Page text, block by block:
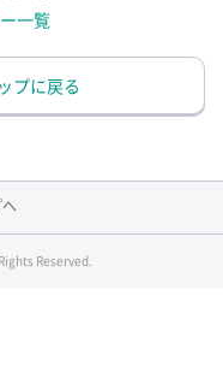
一覧
プに戻る
Reserved.